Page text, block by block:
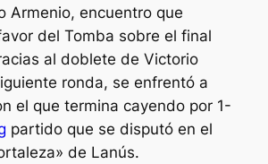
Armenio, encuentro que
del Tomba sobre el final
al doblete de Victorio
ronda, se enfrentó a
el que termina cayendo por 1-
partido que se disputó en el
de Lanús.